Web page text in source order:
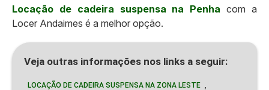
Locação de cadeira suspensa na Penha com a
Locer Andaimes é a melhor opção.
Veja outras informações nos links a seguir:
LOCAÇÃO DE CADEIRA SUSPENSA NA ZONA LESTE